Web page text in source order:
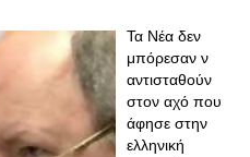
Τα Νέα δεν
μπόρεσαν ν
αντισταθούν
στον αχό που
άφησε στην
ελληνική